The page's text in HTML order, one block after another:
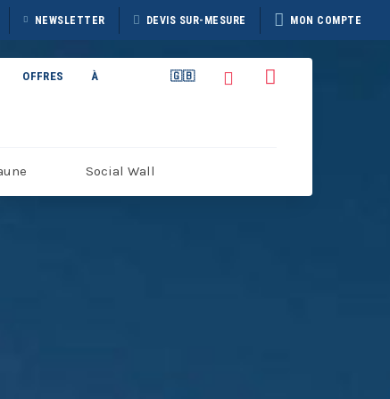
NEWSLETTER DEVIS SUR-MESURE MON COMPTE
OFFRES À
PROPOS
🇬🇧
Social Wall